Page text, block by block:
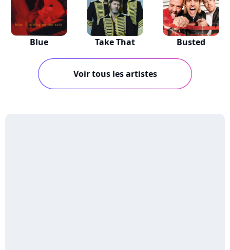
Blue Take That Busted
Voir tous les artistes